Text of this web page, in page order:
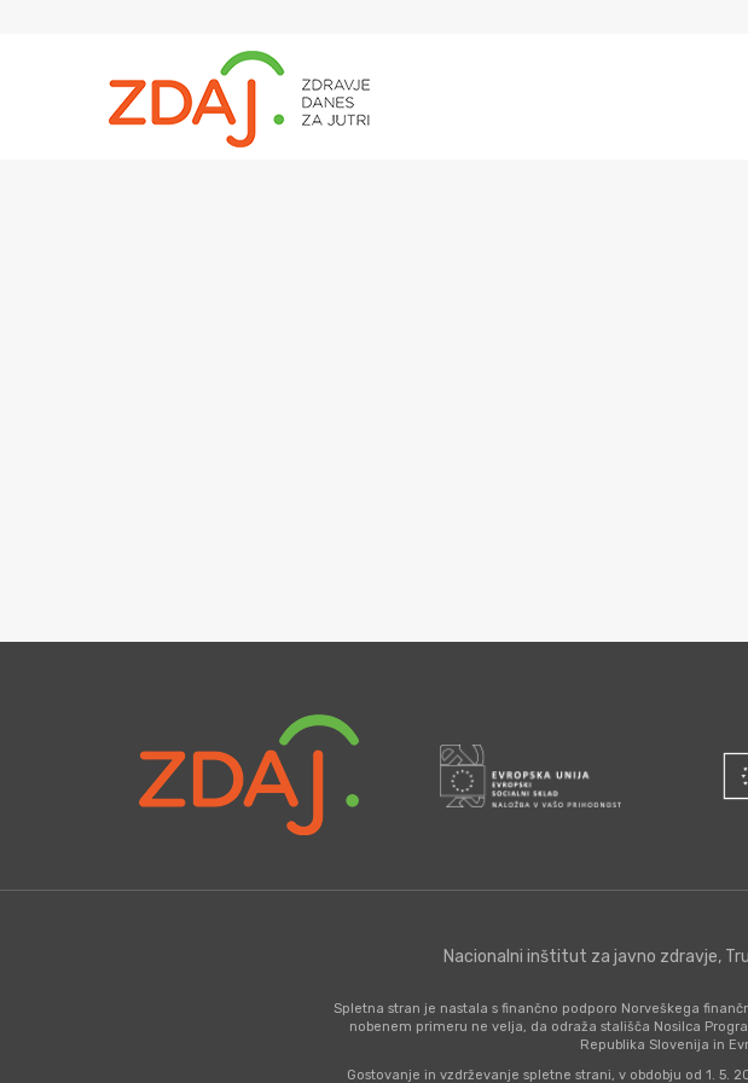
Nacionalni inštitut za javno zdravje,
Spletna stran je nastala s finančno podporo Norveškega
nobenem primeru ne velja, da odraža stališča Nosilca
Republika Slovenija in
Gostovanje in vzdrževanje spletne strani, v obdobju od 1. 5.